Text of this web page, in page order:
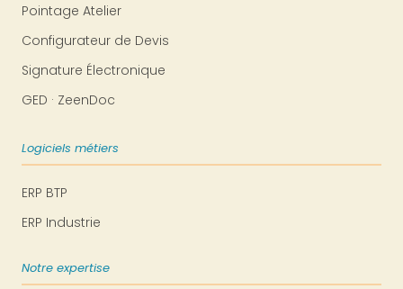
Pointage Atelier
Configurateur de Devis
Signature Électronique
GED · ZeenDoc
Logiciels métiers
ERP BTP
ERP Industrie
Notre expertise